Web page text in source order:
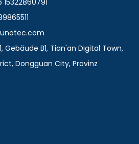
Gebäude B1, Tian'an Digital Town,
Dongguan City, Provinz